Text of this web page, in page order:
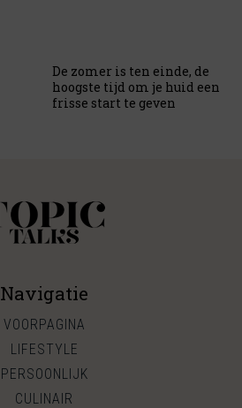
De zomer is ten einde, de
hoogste tijd om je huid een
frisse start te geven
Navigatie
VOORPAGINA
LIFESTYLE
PERSOONLIJK
CULINAIR